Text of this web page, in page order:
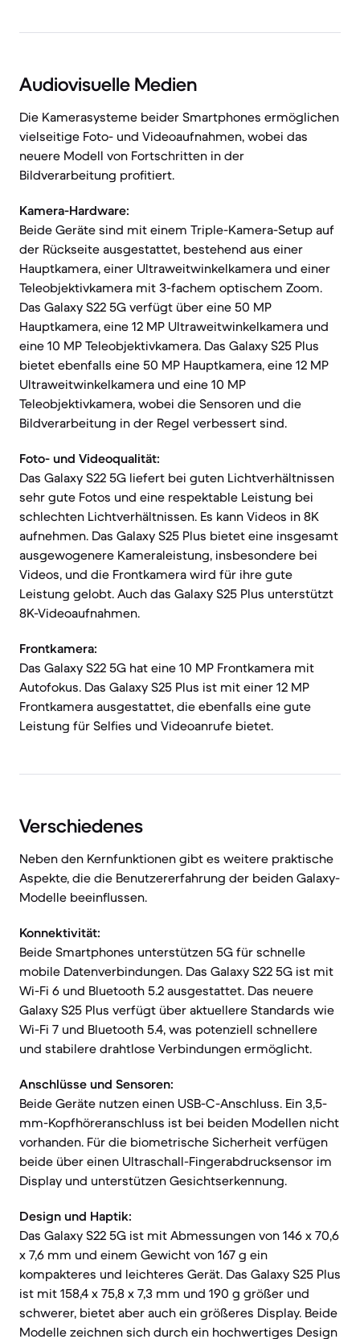
Audiovisuelle Medien
Die Kamerasysteme beider Smartphones ermöglichen
vielseitige Foto- und Videoaufnahmen, wobei das
neuere Modell von Fortschritten in der
Bildverarbeitung profitiert.
Kamera-Hardware:
Beide Geräte sind mit einem Triple-Kamera-Setup auf
der Rückseite ausgestattet, bestehend aus einer
Hauptkamera, einer Ultraweitwinkelkamera und einer
Teleobjektivkamera mit 3-fachem optischem Zoom.
Das Galaxy S22 5G verfügt über eine 50 MP
Hauptkamera, eine 12 MP Ultraweitwinkelkamera und
eine 10 MP Teleobjektivkamera. Das Galaxy S25 Plus
bietet ebenfalls eine 50 MP Hauptkamera, eine 12 MP
Ultraweitwinkelkamera und eine 10 MP
Teleobjektivkamera, wobei die Sensoren und die
Bildverarbeitung in der Regel verbessert sind.
Foto- und Videoqualität:
Das Galaxy S22 5G liefert bei guten Lichtverhältnissen
sehr gute Fotos und eine respektable Leistung bei
schlechten Lichtverhältnissen. Es kann Videos in 8K
aufnehmen. Das Galaxy S25 Plus bietet eine insgesamt
ausgewogenere Kameraleistung, insbesondere bei
Videos, und die Frontkamera wird für ihre gute
Leistung gelobt. Auch das Galaxy S25 Plus unterstützt
8K-Videoaufnahmen.
Frontkamera:
Das Galaxy S22 5G hat eine 10 MP Frontkamera mit
Autofokus. Das Galaxy S25 Plus ist mit einer 12 MP
Frontkamera ausgestattet, die ebenfalls eine gute
Leistung für Selfies und Videoanrufe bietet.
Verschiedenes
Neben den Kernfunktionen gibt es weitere praktische
Aspekte, die die Benutzererfahrung der beiden Galaxy-
Modelle beeinflussen.
Konnektivität:
Beide Smartphones unterstützen 5G für schnelle
mobile Datenverbindungen. Das Galaxy S22 5G ist mit
Wi-Fi 6 und Bluetooth 5.2 ausgestattet. Das neuere
Galaxy S25 Plus verfügt über aktuellere Standards wie
Wi-Fi 7 und Bluetooth 5.4, was potenziell schnellere
und stabilere drahtlose Verbindungen ermöglicht.
Anschlüsse und Sensoren:
Beide Geräte nutzen einen USB-C-Anschluss. Ein 3,5-
mm-Kopfhöreranschluss ist bei beiden Modellen nicht
vorhanden. Für die biometrische Sicherheit verfügen
beide über einen Ultraschall-Fingerabdrucksensor im
Display und unterstützen Gesichtserkennung.
Design und Haptik:
Das Galaxy S22 5G ist mit Abmessungen von 146 x 70,6
x 7,6 mm und einem Gewicht von 167 g ein
kompakteres und leichteres Gerät. Das Galaxy S25 Plus
ist mit 158,4 x 75,8 x 7,3 mm und 190 g größer und
schwerer, bietet aber auch ein größeres Display. Beide
Modelle zeichnen sich durch ein hochwertiges Design